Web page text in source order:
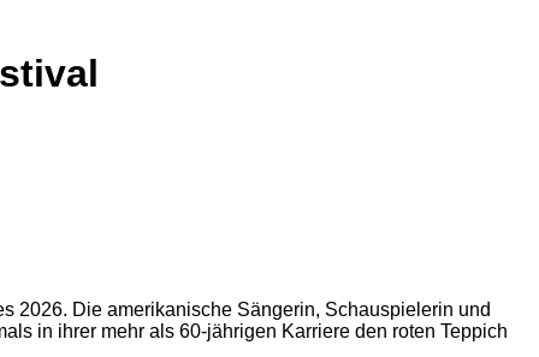
2026. Die amerikanische Sängerin, Schauspielerin und
in ihrer mehr als 60-jährigen Karriere den roten Teppich